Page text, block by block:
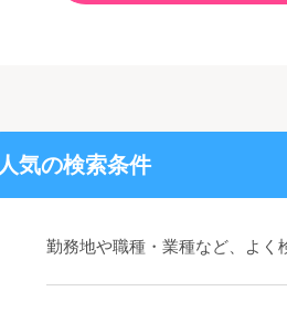
人気の検索条件
勤務地や職種・業種など、よく